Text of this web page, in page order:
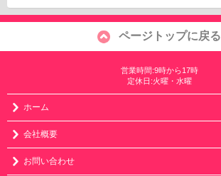
ページトップに戻る
営業時間:9時から17時
定休日:火曜・水曜
ホーム
会社概要
お問い合わせ